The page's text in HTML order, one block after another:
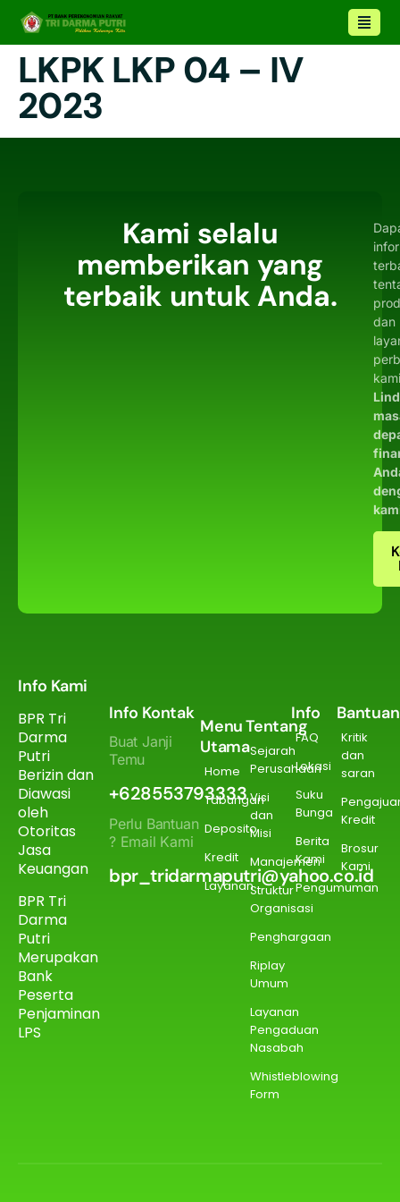
LKPK LKP 04 – IV
2023
Kami selalu
memberikan yang
terbaik untuk Anda.
dan
Info Kami
BPR Tri
Darma
Putri
Berizin dan
Diawasi
oleh
Otoritas
Jasa
Keuangan
BPR Tri
Darma
Putri
Merupakan
Bank
Peserta
Penjaminan
LPS
Info Kontak
Buat Janji
Temu
+628553793333
Perlu Bantuan
? Email Kami
bpr_tridarmaputri@yahoo.co.id
Menu
Utama
Home
Tabungan
Deposito
Kredit
Layanan
Tentang
Sejarah
Perusahaan
Visi
dan
Misi
Manajemen
Struktur
Organisasi
Penghargaan
Riplay
Umum
Layanan
Pengaduan
Nasabah
Whistleblowing
Form
Info
FAQ
Lokasi
Suku
Bunga
Berita
Kami
Pengumuman
Bantuan
Kritik
dan
saran
Kredit
Brosur
Kami